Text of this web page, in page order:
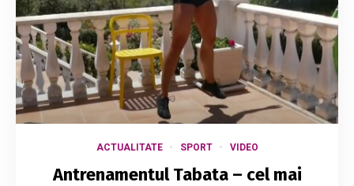
ACTUALITATE SPORT VIDEO
Antrenamentul Tabata – cel mai